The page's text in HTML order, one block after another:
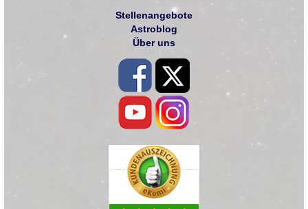
Stellenangebote
Astroblog
Über uns